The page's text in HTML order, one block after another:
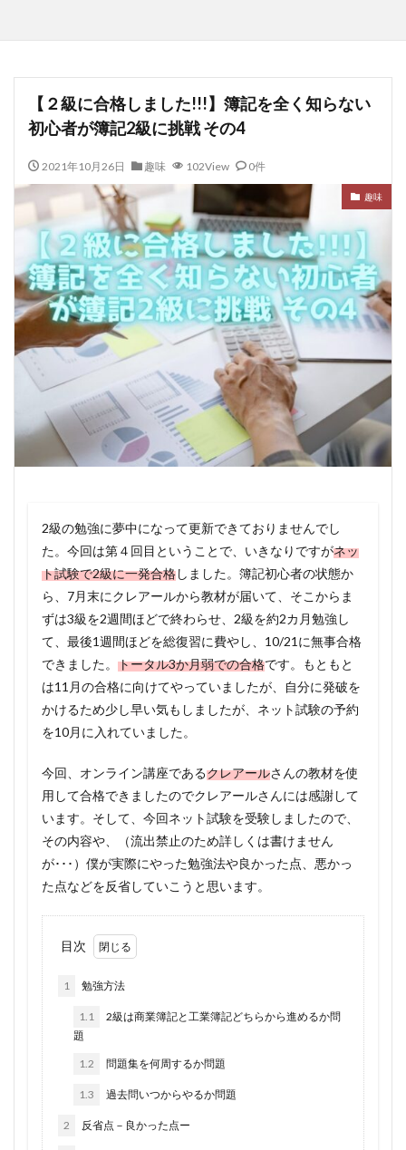
【２級に合格しました!!!】簿記を全く知らない
初心者が簿記2級に挑戦 その4
2021年10月26日 趣味 102View 0件
趣味
2級の勉強に夢中になって更新できておりませんでし
た。今回は第４回目ということで、いきなりですがネッ
ト試験で2級に一発合格しました。簿記初心者の状態か
ら、7月末にクレアールから教材が届いて、そこからま
ずは3級を2週間ほどで終わらせ、2級を約2カ月勉強し
て、最後1週間ほどを総復習に費やし、10/21に無事合格
できました。 トータル3か月弱での合格です。もともと
は11月の合格に向けてやっていましたが、自分に発破を
かけるため少し早い気もしましたが、ネット試験の予約
を10月に入れていました。
今回、オンライン講座であるクレアールさんの教材を使
用して合格できましたのでクレアールさんには感謝して
います。そして、今回ネット試験を受験しましたので、
その内容や、（流出禁止のため詳しくは書けません
が･･･）僕が実際にやった勉強法や良かった点、悪かっ
た点などを反省していこうと思います。
目次
1 勉強方法
1.1
2級は商業簿記と工業簿記どちらから進めるか問
題
1.2 問題集を何周するか問題
1.3 過去問いつからやるか問題
2 反省点－良かった点ー